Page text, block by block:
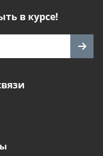
в курсе!